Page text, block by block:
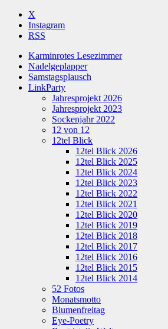
X
Instagram
RSS
Karminrotes Lesezimmer
Nadelgeplapper
Samstagsplausch
LinkParty
Jahresprojekt 2026
Jahresprojekt 2023
Sockenjahr 2022
12 von 12
12tel Blick
12tel Blick 2026
12tel Blick 2025
12tel Blick 2024
12tel Blick 2023
12tel Blick 2022
12tel Blick 2021
12tel Blick 2020
12tel Blick 2019
12tel Blick 2018
12tel Blick 2017
12tel Blick 2016
12tel Blick 2015
12tel Blick 2014
52 Fotos
Monatsmotto
Blumenfreitag
Eye-Poetry